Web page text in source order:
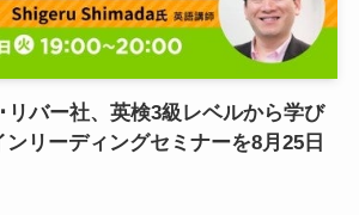
リバー社、英検3級レベルから学び
リーディングセミナーを8月25日